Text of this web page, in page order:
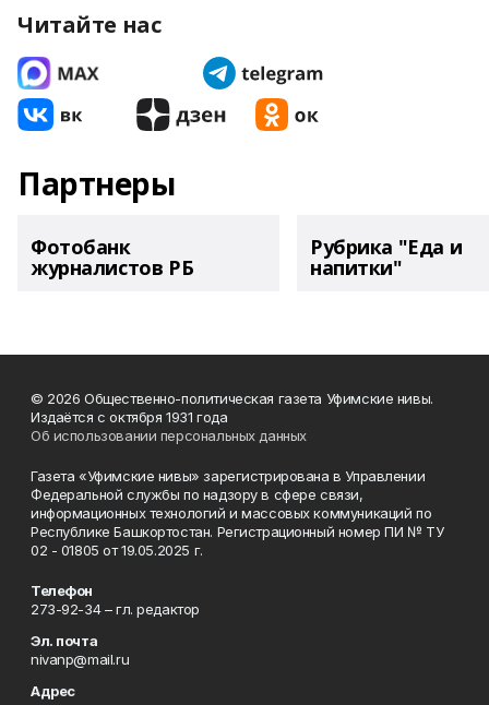
Читайте нас
Партнеры
Фотобанк
журналистов РБ
Рубрика "Еда и
напитки"
© 2026 Общественно-политическая газета Уфимские нивы.
Издаётся с октября 1931 года
Об использовании персональных данных
Газета «Уфимские нивы» зарегистрирована в Управлении
Федеральной службы по надзору в сфере связи,
информационных технологий и массовых коммуникаций по
Республике Башкортостан. Регистрационный номер ПИ № ТУ
02 - 01805 от 19.05.2025 г.
Телефон
273-92-34 – гл. редактор
Эл. почта
nivanp@mail.ru
Адрес